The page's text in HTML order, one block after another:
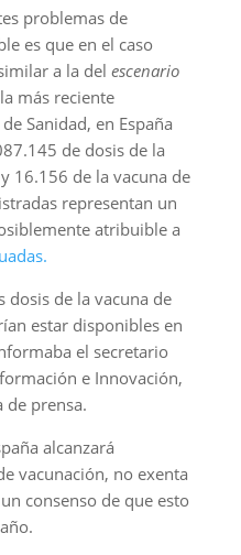
problemas de
es que en el caso
a la del escenario
más reciente
Sanidad, en España
de dosis de la
16.156 de la vacuna de
representan un
atribuible a
dosis de la vacuna de
estar disponibles en
el secretario
e Innovación,
de prensa.
alcanzará
vacunación, no exenta
consenso de que esto